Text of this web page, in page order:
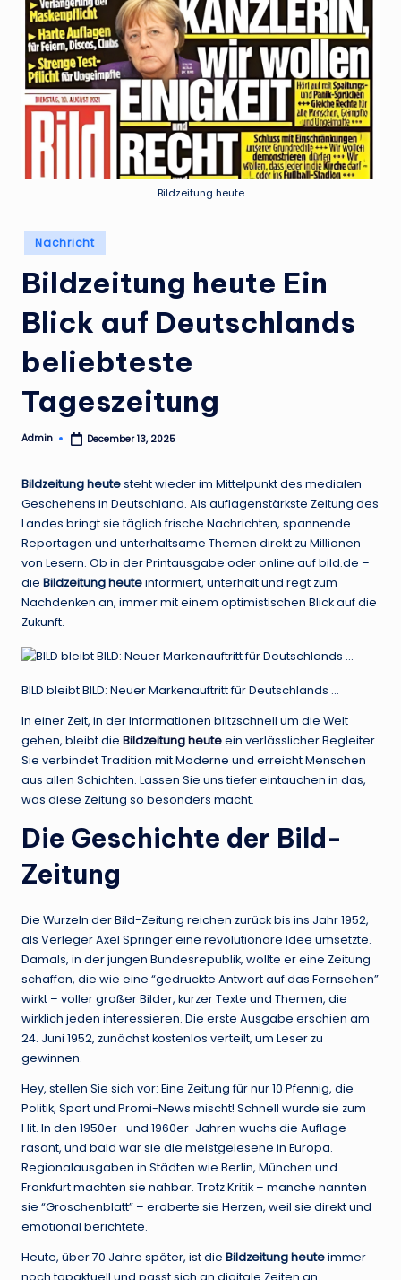
Bildzeitung heute
Posted
in
Nachricht
Bildzeitung heute Ein
Blick auf Deutschlands
beliebteste
Tageszeitung
Posted
Admin December 13, 2025
Bildzeitung heutesteht wieder im Mittelpunkt des medialen
Geschehens in Deutschland. Als auflagenstärkste Zeitung des
Landes bringt sie täglich frische Nachrichten, spannende
Reportagen und unterhaltsame Themen direkt zu Millionen
von Lesern. Ob in der Printausgabe oder online auf bild.de –
die Bildzeitung heuteinformiert, unterhält und regt zum
Nachdenken an, immer mit einem optimistischen Blick auf die
Zukunft.
BILD bleibt BILD: Neuer Markenauftritt für Deutschlands …
In einer Zeit, in der Informationen blitzschnell um die Welt
gehen, bleibt die Bildzeitung heuteein verlässlicher Begleiter.
Sie verbindet Tradition mit Moderne und erreicht Menschen
aus allen Schichten. Lassen Sie uns tiefer eintauchen in das,
was diese Zeitung so besonders macht.
Die Geschichte der Bild-
Zeitung
Die Wurzeln der Bild-Zeitung reichen zurück bis ins Jahr 1952,
als Verleger Axel Springer eine revolutionäre Idee umsetzte.
Damals, in der jungen Bundesrepublik, wollte er eine Zeitung
schaffen, die wie eine “gedruckte Antwort auf das Fernsehen”
wirkt – voller großer Bilder, kurzer Texte und Themen, die
wirklich jeden interessieren. Die erste Ausgabe erschien am
24. Juni 1952, zunächst kostenlos verteilt, um Leser zu
gewinnen.
Hey, stellen Sie sich vor: Eine Zeitung für nur 10 Pfennig, die
Politik, Sport und Promi-News mischt! Schnell wurde sie zum
Hit. In den 1950er- und 1960er-Jahren wuchs die Auflage
rasant, und bald war sie die meistgelesene in Europa.
Regionalausgaben in Städten wie Berlin, München und
Frankfurt machten sie nahbar. Trotz Kritik – manche nannten
sie “Groschenblatt” – eroberte sie Herzen, weil sie direkt und
emotional berichtete.
Heute, über 70 Jahre später, ist die Bildzeitung heuteimmer
noch topaktuell und passt sich an digitale Zeiten an.